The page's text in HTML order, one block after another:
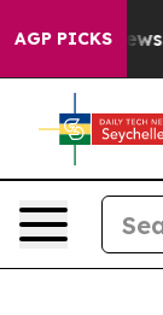
AGP PICKS
News Goes